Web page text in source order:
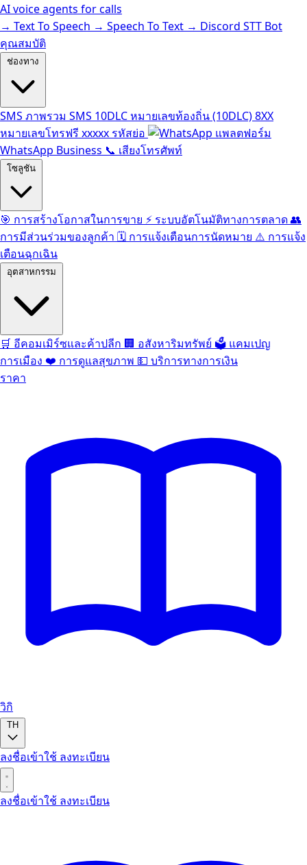
AI voice agents for calls
→ Text To Speech → Speech To Text → Discord STT Bot
คุณสมบัติ
ช่องทาง
SMS ภาพรวม SMS 10DLCหมายเลขท้องถิ่น (10DLC)8XX
หมายเลขโทรฟรี xxxxx รหัสย่อ
แพลตฟอร์ม
WhatsApp Business 📞 เสียงโทรศัพท์
โซลูชัน
🎯 การสร้างโอกาสในการขาย ⚡️ ระบบอัตโนมัติทางการตลาด👥
การมีส่วนร่วมของลูกค้า 🗓️ การแจ้งเตือนการนัดหมาย ⚠️ การแจ้ง
เตือนฉุกเฉิน
อุตสาหกรรม
🛒 อีคอมเมิร์ซและค้าปลีก 🏢 อสังหาริมทรัพย์ 🗳️ แคมเปญ
การเมือง ❤️ การดูแลสุขภาพ 💵 บริการทางการเงิน
ราคา
วิกิ
TH
ลงชื่อเข้าใช้ ลงทะเบียน
ลงชื่อเข้าใช้ ลงทะเบียน